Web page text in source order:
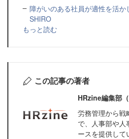
障がいのある社員が適性を活
SHIRO
もっと読む
この記事の著者
HRzine編集部
労務管理から戦
で、人事部や人
ースを提供して